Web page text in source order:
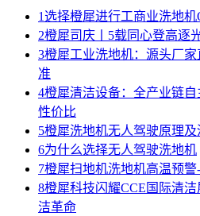
1选择橙犀进行工商业洗地
2橙犀司庆丨5载同心登高逐
3橙犀工业洗地机：源头厂
准
4橙犀清洁设备：全产业链
性价比
5橙犀洗地机无人驾驶原理及
6为什么选择无人驾驶洗地机
7橙犀扫地机洗地机高温预
8橙犀科技闪耀CCE国际清
洁革命